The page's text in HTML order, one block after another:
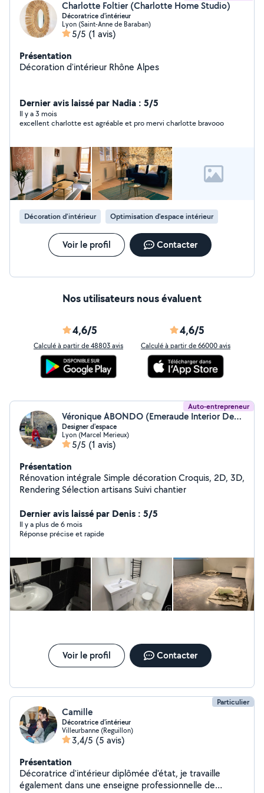
Charlotte Foltier (Charlotte Home Studio)
Décoratrice d'intérieur
Lyon (Saint-Anne de Baraban)
5/5 (1 avis)
Présentation
Décoration d'intérieur Rhône Alpes
Dernier avis laissé par Nadia : 5/5
Il y a 3 mois
excellent charlotte est agréable et pro mervi charlotte bravooo
Décoration d'intérieur Optimisation d'espace intérieur
Voir le profil Contacter
Nos utilisateurs nous évaluent
4,6/5
Calculé à partir de 48803 avis
4,6/5
Calculé à partir de 66000 avis
Auto-entrepreneur
Véronique ABONDO (Emeraude Interior Design)
Designer d'espace
Lyon (Marcel Merieux)
5/5 (1 avis)
Présentation
Rénovation intégrale Simple décoration Croquis, 2D, 3D,
Rendering Sélection artisans Suivi chantier
Dernier avis laissé par Denis : 5/5
Il y a plus de 6 mois
Réponse précise et rapide
Voir le profil Contacter
Particulier
Camille
Décoratrice d'intérieur
Villeurbanne (Reguillon)
3,4/5 (5 avis)
Présentation
Décoratrice d'intérieur diplômée d'état, je travaille
également dans une enseigne professionnelle de